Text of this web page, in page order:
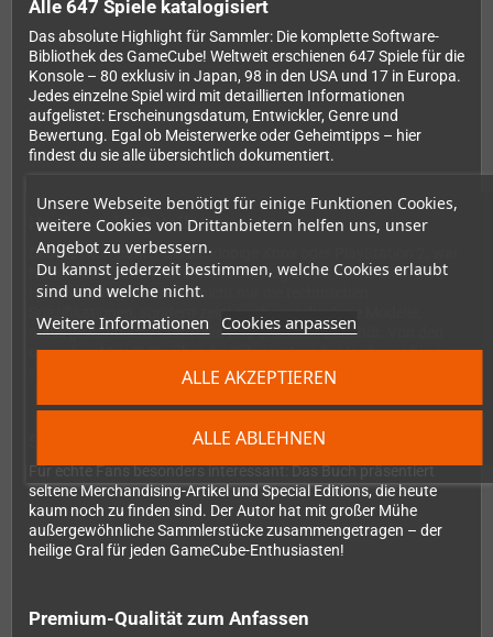
Unsere Webseite benötigt für einige Funktionen Cookies,
weitere Cookies von Drittanbietern helfen uns, unser
Angebot zu verbessern.
Du kannst jederzeit bestimmen, welche Cookies erlaubt
sind und welche nicht.
Weitere Informationen Cookies anpassen
ALLE ABLEHNEN
ALLE AKZEPTIEREN
Alle 647 Spiele katalogisiert
Das absolute Highlight für Sammler: Die komplette Software-
Bibliothek des GameCube! Weltweit erschienen 647 Spiele für die
Konsole – 80 exklusiv in Japan, 98 in den USA und 17 in Europa.
Jedes einzelne Spiel wird mit detaillierten Informationen
aufgelistet: Erscheinungsdatum, Entwickler, Genre und
Bewertung. Egal ob Meisterwerke oder Geheimtipps – hier
findest du sie alle übersichtlich dokumentiert.
Hardware im Detail
Deutlich kompakter als die klobige Xbox oder PlayStation 2, war
Nintendos kleiner Würfel ein technologisches Kraftpaket. Das
Hardware-Kapitel erklärt nicht nur die technischen
Spezifikationen, sondern zeigt auch verschiedene Modelle,
außergewöhnliche Controller und offizielles Zubehör. Von den
optischen Mini-DVDs über die Triforce-Arcade-Hardware bis zu
speziellen Bundle-Verpackungen – hier wird nichts ausgelassen.
Sammlerstücke und Raritäten
Für echte Fans besonders interessant: Das Buch präsentiert
seltene Merchandising-Artikel und Special Editions, die heute
kaum noch zu finden sind. Der Autor hat mit großer Mühe
außergewöhnliche Sammlerstücke zusammengetragen – der
heilige Gral für jeden GameCube-Enthusiasten!
Premium-Qualität zum Anfassen